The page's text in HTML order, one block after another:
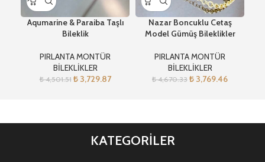
Aqumarine & Paraiba Taşlı
Bileklik
PIRLANTA MONTÜR
BİLEKLİKLER
₺4,501.51 ₺3,729.87
Nazar Boncuklu Cetaş
Model Gümüş Bileklikler
PIRLANTA MONTÜR
BİLEKLİKLER
₺4,670.33 ₺ 3,769.46
KATEGORİLER